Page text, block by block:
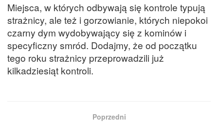
Miejsca, w których odbywają się kontrole typują
strażnicy, ale też i gorzowianie, których niepokoi
czarny dym wydobywający się z kominów i
specyficzny smród. Dodajmy, że od początku
tego roku strażnicy przeprowadzili już
kilkadziesiąt kontroli.
Poprzedni